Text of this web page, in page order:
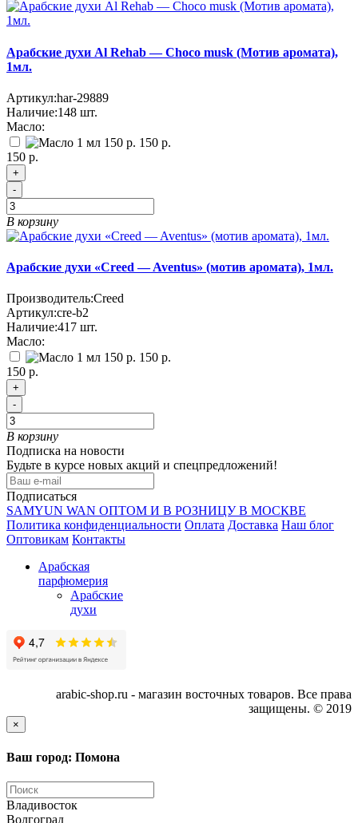
Арабские духи Al Rehab — Choco musk (Мотив аромата),
1мл.
Артикул:har-29889
Наличие:148 шт.
Масло:
150 р.
150 р.
+
-
В корзину
Арабские духи «Creed — Aventus» (мотив аромата), 1мл.
Производитель:Creed
Артикул:cre-b2
Наличие:417 шт.
Масло:
150 р.
150 р.
+
-
В корзину
Подписка на новости
Будьте в курсе новых акций и спецпредложений!
Подписаться
SAMYUN WAN ОПТОМ И В РОЗНИЦУ В МОСКВЕ
Политика конфиденциальности Оплата Доставка Наш блог
Оптовикам Контакты
Арабская
парфюмерия
Арабские
духи
arabic-shop.ru - магазин восточных товаров. Все права
защищены. © 2019
×
Ваш город: Помона
Владивосток
Волгоград